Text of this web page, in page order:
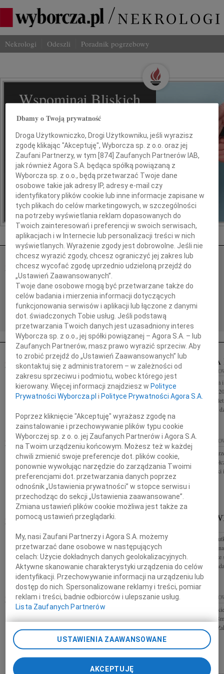
Nekrologi Odeszli Poradnik pogrzebowy
Wspominaj Bliskich
Na Odeszli.pl
Jak ich zapamiętaliśmy? Serwis
odeszli.pl z Grupy Wyborcza, to
możliwość stworzenia unikalnego
wspomnienia. Dziel się nim z rodziną i
przyjaciółmi.
*ogłoszenie
Nekrologi Katowice
06.08.2026KATOWICE
Drogiej Koleżance Sabinie Kacan składamy wyrazy
współczucia z powodu śmierci Mamy Sabinko,
razem z Tobą przeżywamy to smutne wydarzenie.
Zarząd, Koleżanki i Koledzy z...
HALINA NAWÓJ 29.01.2024
20 stycznia 2024 roku odeszła Halina Nawój z domu
Barnaś mgr psychologii Pogrążona w żałobie rodzina
BARBARA
29.01.2024
Z głębokim
dniu 25 stycznia
Panczocha
pedagogicznego,
PAWEŁ PODSIADŁO 26.01.2024
KATOWICE
Głęboko zasmuceni żegnamy Pawła Podsiadło
wspaniałego Człowieka i Dyrektora Zakładu
Targowisk Miejskich w Katowicach Rodzinie i
Najbliższym składamy wyrazy najgłębszego...
26.01.2024
Koleżance
głębokiego
składają
BRONISŁAW KOZDRAŚ
Podziękowanie Wszystkim, którzy wsparli nas
słowami otuchy i serdeczną myślą, złożyli
kondolencje oraz uczestniczyli w uroczystościach
pogrzebowych Bronisława Kozdraś...
LESZEK
Z ogromnym
stycznia odszedł
od lat związany ze
Najbliższym
24.01.2024KATOWICE
Naszej drogiej koleżance Katarzynie Stefaniuk Jej
Rodzinie i Bliskim w związku ze śmiercią Męża
wyrazy najserdeczniejszego współczucia składają
Zarząd i pracownicy...
19.01.2024
Pani Alicji
i żalu z powodu
koledzy z Biura
Dbamy o Twoją prywatność
Droga Użytkowniczko, Drogi Użytkowniku, jeśli wyrazisz
zgodę klikając "Akceptuję", Wyborcza sp. z o.o. oraz jej
Zaufani Partnerzy, w tym [874 ] Zaufanych Partnerów IAB,
jak również Agora S.A. będąca spółką powiązaną z
Wyborcza sp. z o.o., będą przetwarzać Twoje dane
osobowe takie jak adresy IP, adresy e-mail czy
identyfikatory plików cookie lub inne informacje zapisane w
tych plikach do celów marketingowych, w szczególności
na potrzeby wyświetlania reklam dopasowanych do
Twoich zainteresowań i preferencji w swoich serwisach,
aplikacjach i w Internecie lub personalizacji treści w nich
wyświetlanych. Wyrażenie zgody jest dobrowolne. Jeśli nie
chcesz wyrazić zgody, chcesz ograniczyć jej zakres lub
chcesz wycofać zgodę uprzednio udzieloną przejdź do
„Ustawień Zaawansowanych”.
Twoje dane osobowe mogą być przetwarzane także do
celów badania i mierzenia informacji dotyczących
funkcjonowania serwisów i aplikacji lub łączone z danymi
dot. świadczonych Tobie usług. Jeśli podstawą
przetwarzania Twoich danych jest uzasadniony interes
Wyborcza sp. z o.o., jej spółki powiązanej – Agora S.A. – lub
Zaufanych Partnerów, masz prawo wyrazić sprzeciw. Aby
to zrobić przejdź do „Ustawień Zaawansowanych” lub
skontaktuj się z administratorem – w zależności od
zakresu sprzeciwu i podmiotu, wobec którego jest
kierowany. Więcej informacji znajdziesz w Polityce
Prywatności Wyborcza.pl i Polityce Prywatności Agora S.A.
Poprzez kliknięcie "Akceptuję" wyrażasz zgodę na
zainstalowanie i przechowywanie plików typu cookie
Wyborczej sp. z o. o. jej Zaufanych Partnerów i Agora S.A.
na Twoim urządzeniu końcowym. Możesz też w każdej
chwili zmienić swoje preferencje dot. plików cookie,
ponownie wywołując narzędzie do zarządzania Twoimi
preferencjami dot. przetwarzania danych poprzez
odnośnik „Ustawienia prywatności” w stopce serwisu i
przechodząc do sekcji „Ustawienia zaawansowane”.
Zmiana ustawień plików cookie możliwa jest także za
pomocą ustawień przeglądarki.
My, nasi Zaufani Partnerzy i Agora S.A. możemy
przetwarzać dane osobowe w następujących
celach:Użycie dokładnych danych geolokalizacyjnych.
Aktywne skanowanie charakterystyki urządzenia do celów
identyfikacji. Przechowywanie informacji na urządzeniu lub
dostęp do nich. Spersonalizowane reklamy i treści, pomiar
reklam i treści, badnie odbiorców i ulepszanie usług.
Lista Zaufanych Partnerów
USTAWIENIA ZAAWANSOWANE
AKCEPTUJĘ